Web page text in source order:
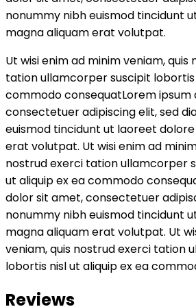
nonummy nibh euismod tincidunt
magna aliquam erat volutpat.
Ut wisi enim ad minim veniam, quis
tation ullamcorper suscipit lobortis
commodo consequatLorem ipsum
consectetuer adipiscing elit, sed
euismod tincidunt ut laoreet
erat volutpat. Ut wisi enim ad
nostrud exerci tation ullamcorper
ut aliquip ex ea commodo
dolor sit amet, consectetuer
nonummy nibh euismod tincidunt
magna aliquam erat volutpat. Ut
veniam, quis nostrud exerci tation
lobortis nisl ut aliquip ex ea
Reviews